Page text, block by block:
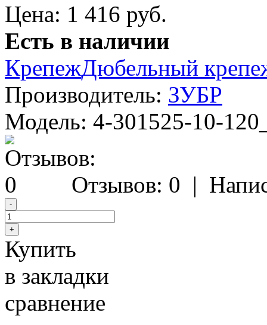
Цена: 1 416 руб.
Есть в наличии
КрепежДюбельный
Производитель: ЗУБР
Модель: 4-301525-10-
Отзывов: 0 |
Купить
в закладки
сравнение